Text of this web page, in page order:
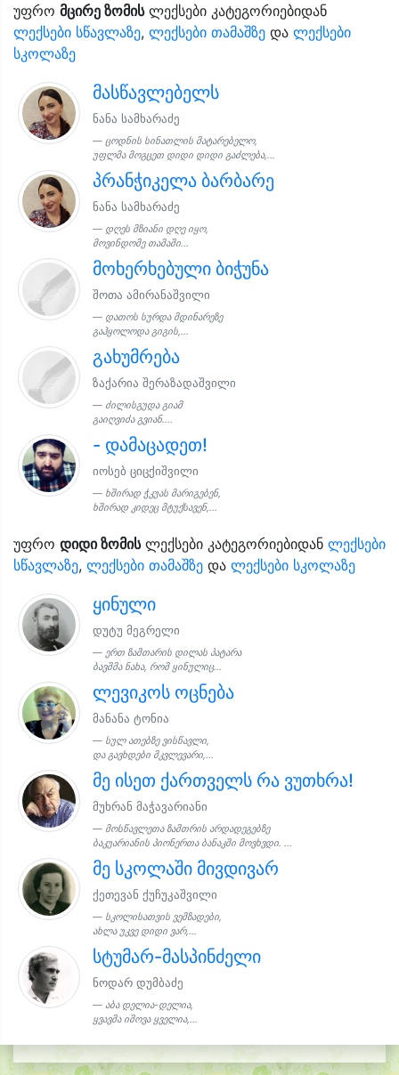
უფრო მცირე ზომისლექსები კატეგორიებიდან
ლექსები სწავლაზე, ლექსები თამაშზე და ლექსები
სკოლაზე
მასწავლებელს
ნანა სამხარაძე
ცოდნის სინათლის მატარებელო,
უფლმა მოგცეთ დიდი დიდი გაძლება,...
პრანჭიკელა ბარბარე
ნანა სამხარაძე
დღეს მზიანი დღე იყო,
მოვინდომე თამაში...
მოხერხებული ბიჭუნა
შოთა ამირანაშვილი
დათოს სურდა მდინარეზე
გაჰყოლოდა გიგის,...
გახუმრება
ზაქარია შერაზადაშვილი
ძილისგუდა გიამ
გაიღვიძა გვიან....
- დამაცადეთ!
იოსებ ციცქიშვილი
ხშირად ჭკუას მარიგებენ,
ხშირად კიდეც მტუქსავენ,...
უფრო დიდი ზომისლექსები კატეგორიებიდან ლექსები
სწავლაზე, ლექსები თამაშზე და ლექსები სკოლაზე
ყინული
დუტუ მეგრელი
ერთ ზამთარის დილას პატარა
ბავშმა ნახა, რომ ყინულიც...
ლევიკოს ოცნება
მანანა ტონია
სულ ათებზე ვისწავლი,
და გავხდები მკვლევარი,...
მე ისეთ ქართველს რა ვუთხრა!
მუხრან მაჭავარიანი
მოსწავლეთა ზამთრის არდადეგებზე
ბაკუარიანის პიონერთა ბანაკში მოვხვდი. ...
მე სკოლაში მივდივარ
ქეთევან ქუჩუკაშვილი
სკოლისათვის ვემზადები,
ახლა უკვე დიდი ვარ,...
სტუმარ-მასპინძელი
ნოდარ დუმბაძე
აბა დელია-დელია,
ყვავმა იშოვა ყველია,...